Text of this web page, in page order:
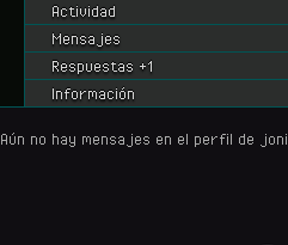
Actividad
Mensajes
Respuestas +1
Información
Aún no hay mensajes en el perfil de joni.